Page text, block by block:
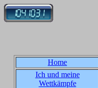
Home
Ich und meine
Wettkämpfe